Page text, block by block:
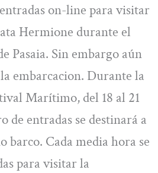
on-line para visitar
Hermione durante el
Pasaia. Sin embargo aún
embarcacion. Durante la
Marítimo, del 18 al 21
de entradas se destinará a
barco. Cada media hora se
para visitar la